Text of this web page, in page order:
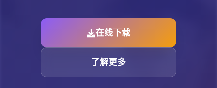
在线下载
了解更多